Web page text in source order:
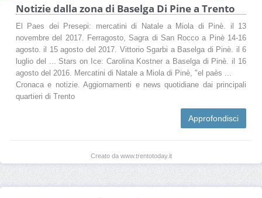
Notizie dalla zona di Baselga Di Pine a Trento
El Paes dei Presepi: mercatini di Natale a Miola di Pinè. il 13
novembre del 2017. Ferragosto, Sagra di San Rocco a Pinè 14-16
agosto. il 15 agosto del 2017. Vittorio Sgarbi a Baselga di Pinè. il 6
luglio del ... Stars on Ice: Carolina Kostner a Baselga di Pinè. il 16
agosto del 2016. Mercatini di Natale a Miola di Pinè, "el paès ...
Cronaca e notizie. Aggiornamenti e news quotidiane dai principali
quartieri di Trento
Approfondisci
Creato da www.trentotoday.it